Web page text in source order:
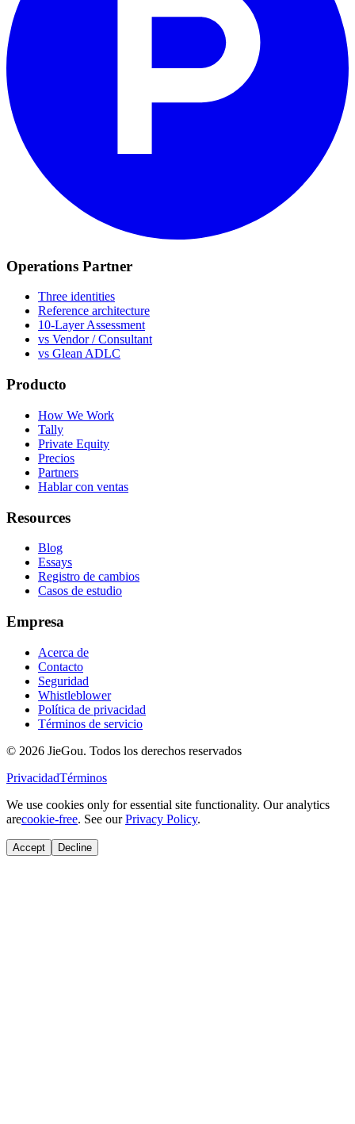
Operations Partner
Three identities
Reference architecture
10-Layer Assessment
vs Vendor / Consultant
vs Glean ADLC
Producto
How We Work
Tally
Private Equity
Precios
Partners
Hablar con ventas
Resources
Blog
Essays
Registro de cambios
Casos de estudio
Empresa
Acerca de
Contacto
Seguridad
Whistleblower
Política de privacidad
Términos de servicio
© 2026 JieGou. Todos los derechos reservados
PrivacidadTérminos
We use cookies only for essential site functionality. Our analytics
arecookie-free. See ourPrivacy Policy.
Accept Decline